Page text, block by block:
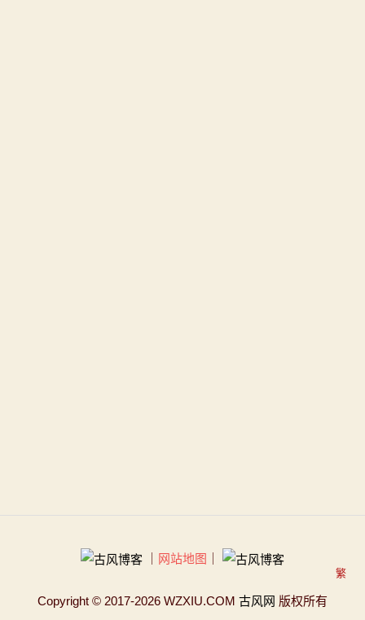
网站地图
Copyright © 2017-2026 WZXIU.COM 古风网 版权所有
繁